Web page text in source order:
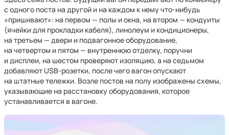
с одного поста на другой и на каждом к нему что-нибудь
«пришивают»: на первом — полы и окна, на втором — кондуиты
(ячейки для прокладки кабеля), линолеум и кондиционеры,
на третьем — двери и подвагонное оборудование,
на четвертом и пятом — внутреннюю отделку, поручни
и дисплеи, на шестом проверяют изоляцию, а на седьмом
добавляют USB-розетки, после чего вагон опускают
на штатные тележки. Возле постов на полу изображены схемы,
указывающие на расстановку оборудования, которое
устанавливается в вагоне.